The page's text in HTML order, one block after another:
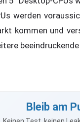
werden
kommen und
Bleib am